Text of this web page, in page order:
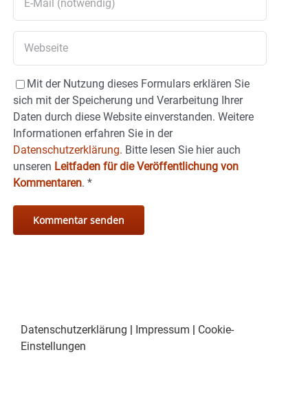
Mit der Nutzung dieses Formulars erklären Sie
sich mit der Speicherung und Verarbeitung Ihrer
Daten durch diese Website einverstanden. Weitere
Informationen erfahren Sie in der
Datenschutzerklärung. Bitte lesen Sie hier auch
unseren Leitfaden für die Veröffentlichung von
Kommentaren. *
Datenschutzerklärung | Impressum | Cookie-
Einstellungen